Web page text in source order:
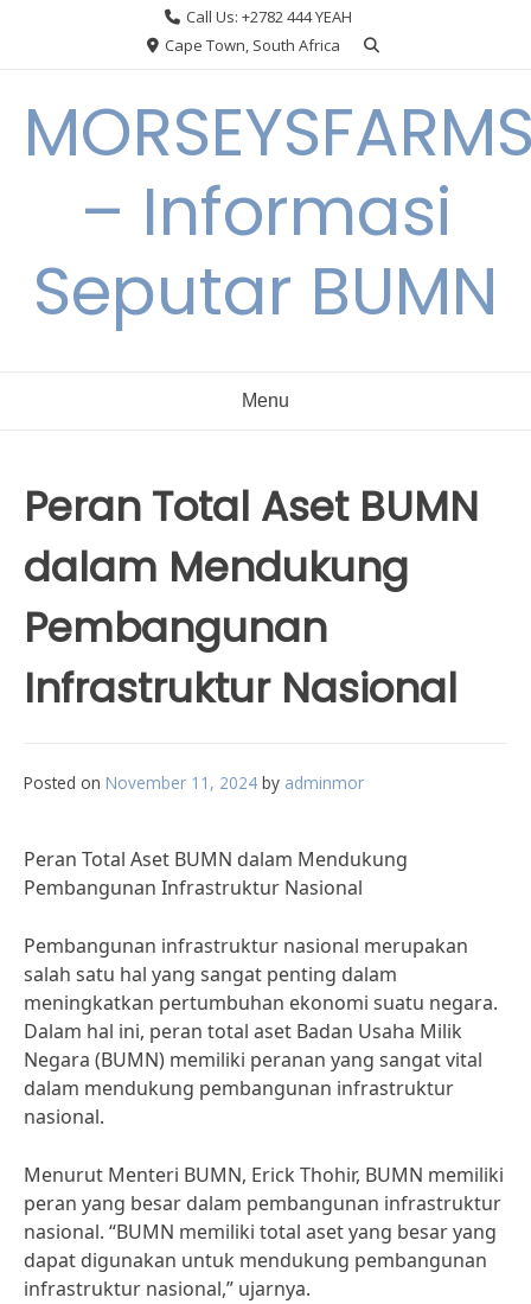
Call Us: +2782 444 YEAH
Cape Town, South Africa
– Informasi
Seputar BUMN
Menu
Peran Total Aset BUMN
dalam Mendukung
Pembangunan
Infrastruktur Nasional
Posted on November 11, 2024 by adminmor
Peran Total Aset BUMN dalam Mendukung
Pembangunan Infrastruktur Nasional
Pembangunan infrastruktur nasional merupakan
salah satu hal yang sangat penting dalam
meningkatkan pertumbuhan ekonomi suatu negara.
Dalam hal ini, peran total aset Badan Usaha Milik
Negara (BUMN) memiliki peranan yang sangat vital
dalam mendukung pembangunan infrastruktur
nasional.
Menurut Menteri BUMN, Erick Thohir, BUMN memiliki
peran yang besar dalam pembangunan infrastruktur
nasional. “BUMN memiliki total aset yang besar yang
dapat digunakan untuk mendukung pembangunan
infrastruktur nasional,” ujarnya.